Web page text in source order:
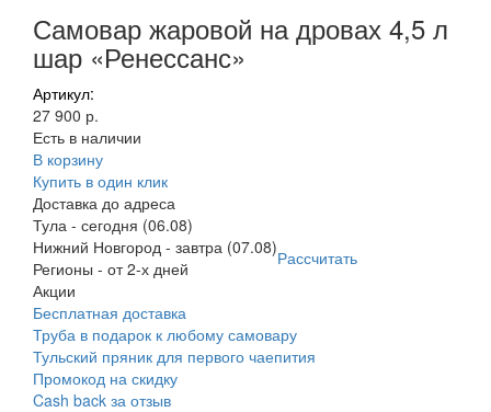
Самовар жаровой на дровах 4,5 л
шар «Ренессанс»
Артикул:
27 900 р.
Есть в наличии
В корзину
Купить в один клик
Доставка до адреса
Тула - сегодня (06.08)
Нижний Новгород - завтра (07.08)Рассчитать
Регионы - от 2-х дней
Акции
Бесплатная доставка
Труба в подарок к любому самовару
Тульский пряник для первого чаепития
Промокод на скидку
Cash back за отзыв